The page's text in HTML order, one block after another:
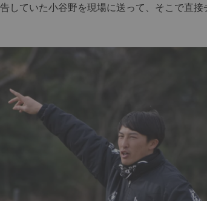
していた小谷野を現場に送って、そこで直接